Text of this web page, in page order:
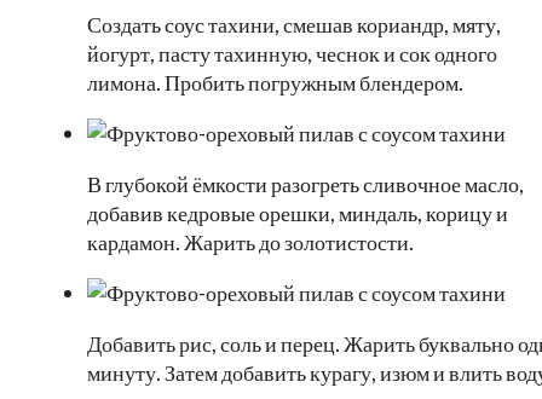
Создать соус тахини, смешав кориандр, мяту,
йогурт, пасту тахинную, чеснок и сок одного
лимона. Пробить погружным блендером.
В глубокой ёмкости разогреть сливочное масло,
добавив кедровые орешки, миндаль, корицу и
кардамон. Жарить до золотистости.
Добавить рис, соль и перец. Жарить буквально
минуту. Затем добавить курагу, изюм и влить